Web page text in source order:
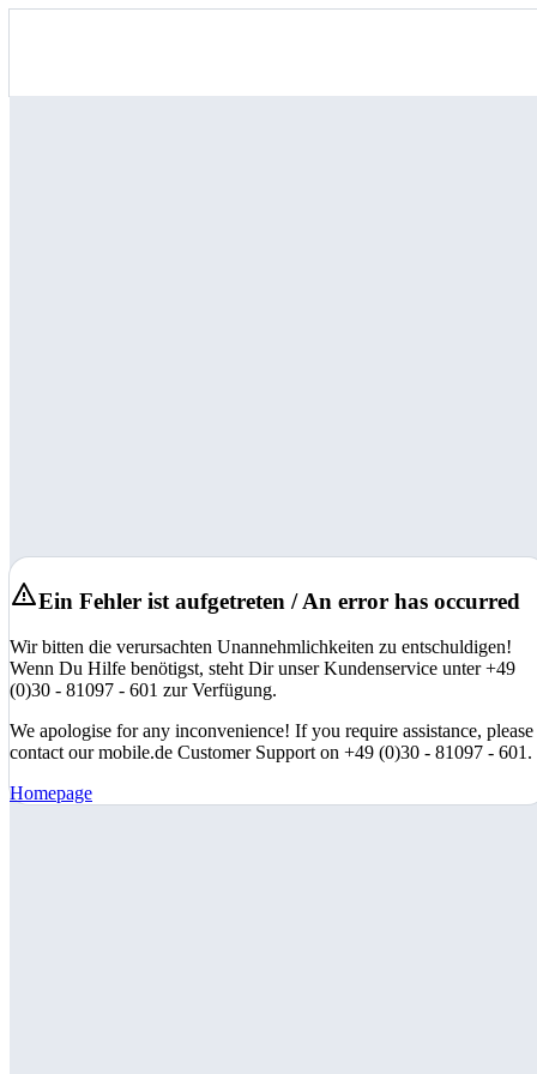
Ein Fehler ist aufgetreten / An error has occurred
Wir bitten die verursachten Unannehmlichkeiten zu entschuldigen!
Wenn Du Hilfe benötigst, steht Dir unser Kundenservice unter +49
(0)30 - 81097 - 601 zur Verfügung.
We apologise for any inconvenience! If you require assistance, please
contact our mobile.de Customer Support on +49 (0)30 - 81097 - 601.
Homepage